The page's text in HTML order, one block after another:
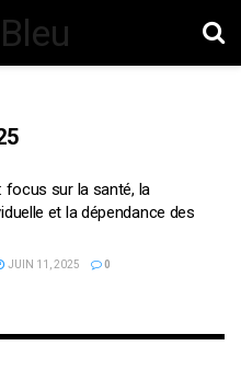
focus sur la santé, la
et la dépendance des
JUIN 11, 2025 0